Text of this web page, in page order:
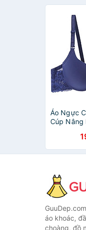
Áo Ngực
Cúp Nâng
áo khoác,
choàng, đồ